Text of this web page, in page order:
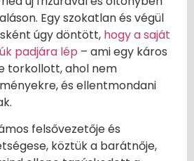
Egy szokatlan és végül
úgy döntött, hogy a saját
padjára lép – ami egy káros
torkollott, ahol nem
és ellentmondani
felsővezetője és
köztük a barátnője,